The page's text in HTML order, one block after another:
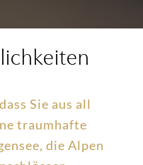
Sie aus all
traumhafte
die Alpen